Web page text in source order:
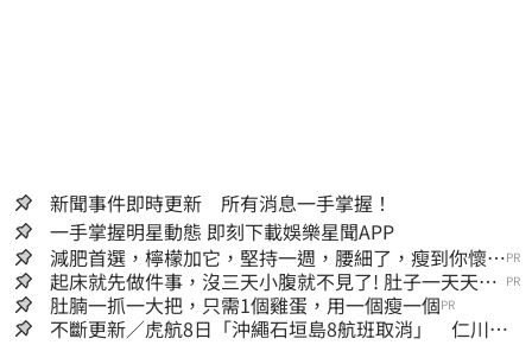
新聞事件即時更新 所有消息一手掌握！
一手掌握明星動態 即刻下載娛樂星聞APP
減肥首選，檸檬加它，堅持一週，腰細了，瘦到你懷疑
人生
PR
起床就先做件事，沒三天小腹就不見了! 肚子一天天變
小！
PR
肚腩一抓一大把，只需1個雞蛋，用一個瘦一個PR
不斷更新／虎航8日「沖繩石垣島8航班取消」 仁川返